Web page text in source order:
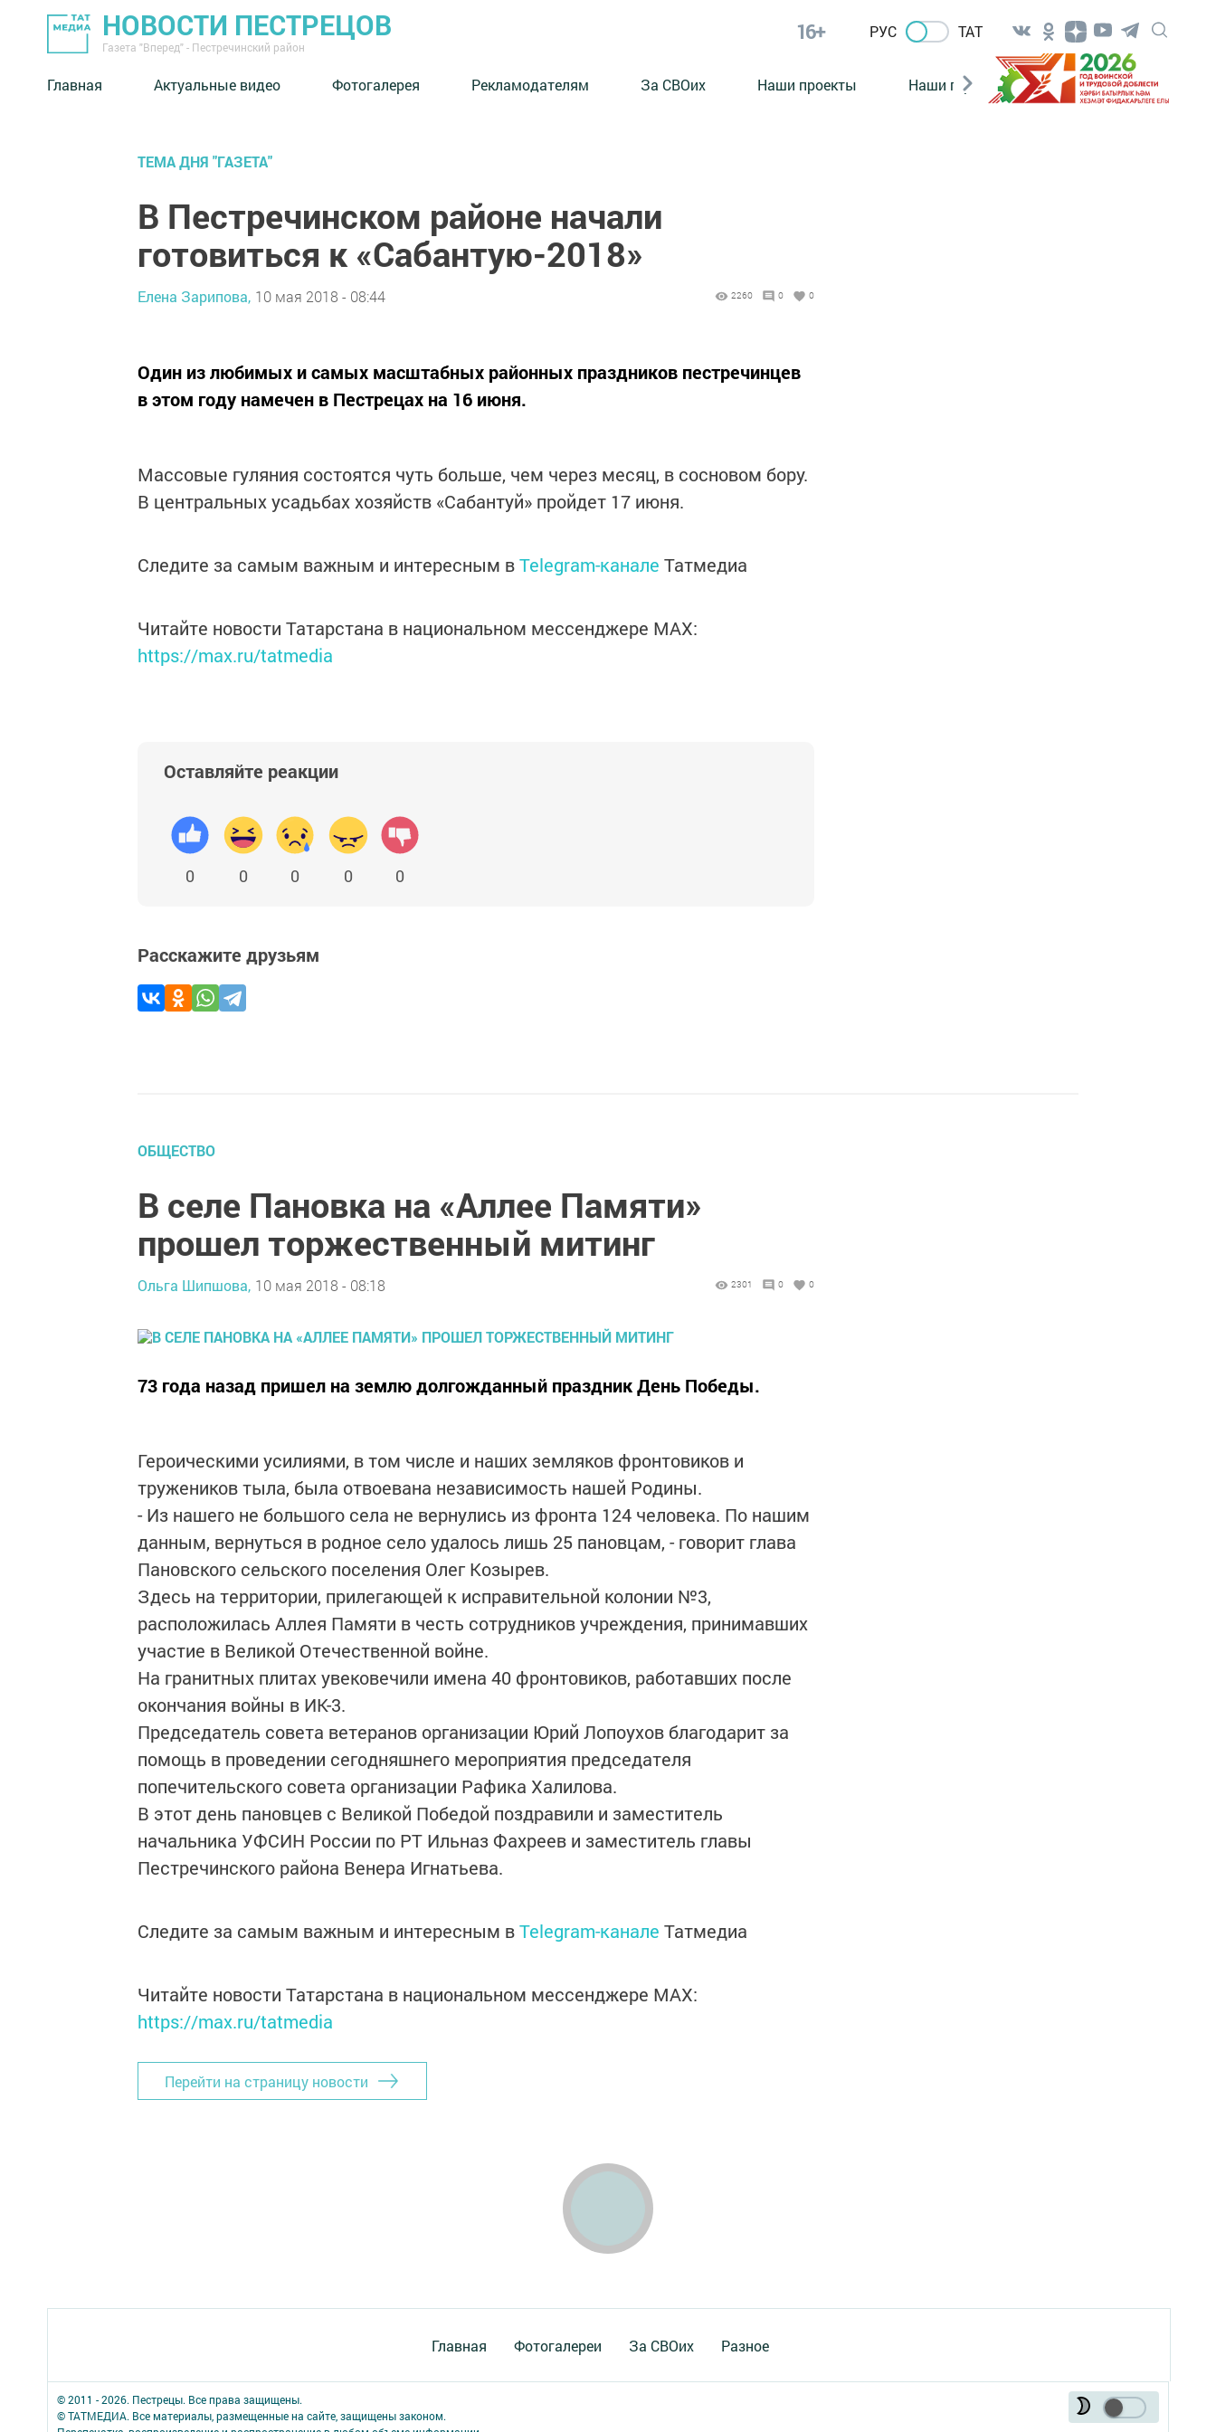
НОВОСТИ ПЕСТРЕЦОВ
Газета "Вперед" - Пестречинский район
16+ РУС ТАТ
Главная Актуальные видео Фотогалерея Рекламодателям За СВОих Наши проекты Наши герои Нормативно-правовые
ТЕМА ДНЯ "ГАЗЕТА"
В Пестречинском районе начали
готовиться к «Сабантую-2018»
Елена Зарипова, 10 мая 2018 - 08:44 2260 0 0
Один из любимых и самых масштабных районных праздников пестречинцев
в этом году намечен в Пестрецах на 16 июня.
Массовые гуляния состоятся чуть больше, чем через месяц, в сосновом бору.
В центральных усадьбах хозяйств «Сабантуй» пройдет 17 июня.
Следите за самым важным и интересным вTelegram-канале Татмедиа
Читайте новости Татарстана в национальном мессенджере MАХ:
https://max.ru/tatmedia
Оставляйте реакции
0 0 0 0 0
Расскажите друзьям
ОБЩЕСТВО
В селе Пановка на «Аллее Памяти»
прошел торжественный митинг
Ольга Шипшова, 10 мая 2018 - 08:18 2301 0 0
73 года назад пришел на землю долгожданный праздник День Победы.
Героическими усилиями, в том числе и наших земляков фронтовиков и
тружеников тыла, была отвоевана независимость нашей Родины.
- Из нашего не большого села не вернулись из фронта 124 человека. По нашим
данным, вернуться в родное село удалось лишь 25 пановцам, - говорит глава
Пановского сельского поселения Олег Козырев.
Здесь на территории, прилегающей к исправительной колонии №3,
расположилась Аллея Памяти в честь сотрудников учреждения, принимавших
участие в Великой Отечественной войне.
На гранитных плитах увековечили имена 40 фронтовиков, работавших после
окончания войны в ИК-3.
Председатель совета ветеранов организации Юрий Лопоухов благодарит за
помощь в проведении сегодняшнего мероприятия председателя
попечительского совета организации Рафика Халилова.
В этот день пановцев с Великой Победой поздравили и заместитель
начальника УФСИН России по РТ Ильназ Фахреев и заместитель главы
Пестречинского района Венера Игнатьева.
Следите за самым важным и интересным вTelegram-канале Татмедиа
Читайте новости Татарстана в национальном мессенджере MАХ:
https://max.ru/tatmedia
Перейти на страницу новости
Главная Фотогалереи За СВОих Разное
© 2011 - 2026. Пестрецы. Все права защищены.
© ТАТМЕДИА. Все материалы, размещенные на сайте, защищены законом.